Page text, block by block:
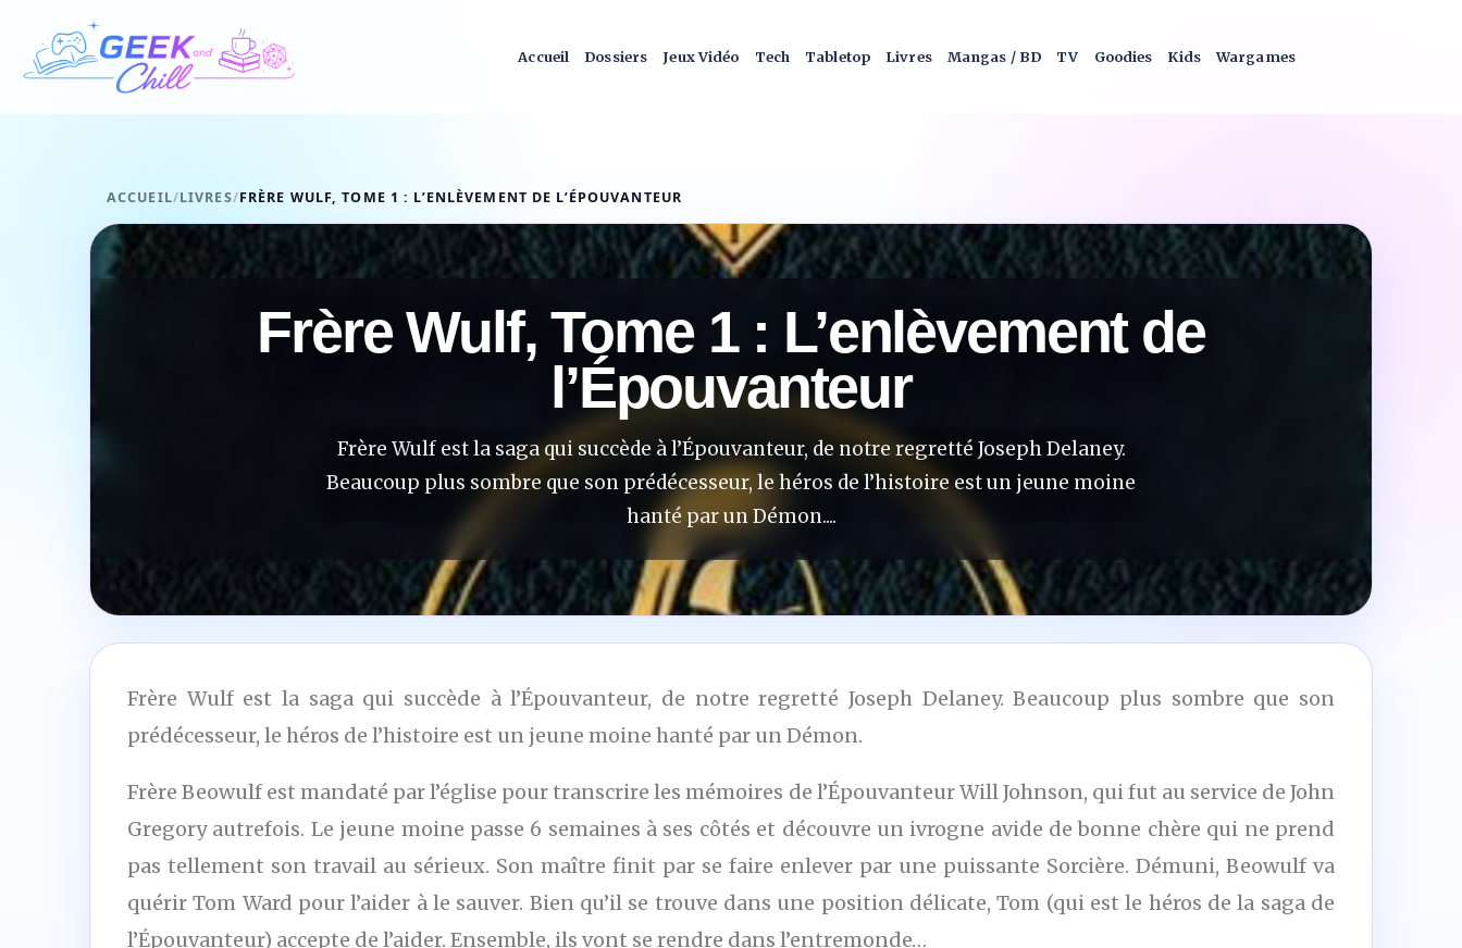
Aller au contenu
Accueil Dossiers Jeux Vidéo Tech Tabletop Livres Mangas / BD TV Goodies Kids Wargames
ACCUEIL/LIVRES/FRÈRE WULF, TOME 1 : L’ENLÈVEMENT DE L’ÉPOUVANTEUR
Frère Wulf, Tome 1 : L’enlèvement de
l’Épouvanteur
Frère Wulf est la saga qui succède à l’Épouvanteur, de notre regretté Joseph Delaney.
Beaucoup plus sombre que son prédécesseur, le héros de l’histoire est un jeune moine
hanté par un Démon....
Frère Wulf est la saga qui succède à l’Épouvanteur, de notre regretté Joseph Delaney. Beaucoup plus sombre que son
prédécesseur, le héros de l’histoire est un jeune moine hanté par un Démon.
Frère Beowulf est mandaté par l’église pour transcrire les mémoires de l’Épouvanteur Will Johnson, qui fut au service de John
Gregory autrefois. Le jeune moine passe 6 semaines à ses côtés et découvre un ivrogne avide de bonne chère qui ne prend
pas tellement son travail au sérieux. Son maître finit par se faire enlever par une puissante Sorcière. Démuni, Beowulf va
quérir Tom Ward pour l’aider à le sauver. Bien qu’il se trouve dans une position délicate, Tom (qui est le héros de la saga de
l’Épouvanteur) accepte de l’aider. Ensemble, ils vont se rendre dans l’entremonde…